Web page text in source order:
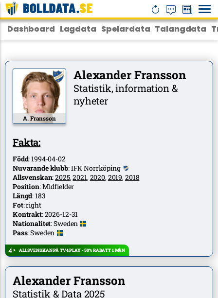
Dashboard Lagdata Spelardata Talangdata
A. Fransson
Alexander Fransson
Statistik, information &
nyheter
Fakta:
Född:1994-04-02
Nuvarande klubb:IFK Norrköping
Allsvenskan:2025,2021,2020,2019,2018
Position:Midfielder
Längd:183
Fot:right
Kontrakt:2026-12-31
Nationalitet:Sweden
Pass:Sweden
ALLSVENSKAN PÅ TV4 PLAY - 50% RABATT 1 MÅN
Alexander Fransson
Statistik & Data 2025